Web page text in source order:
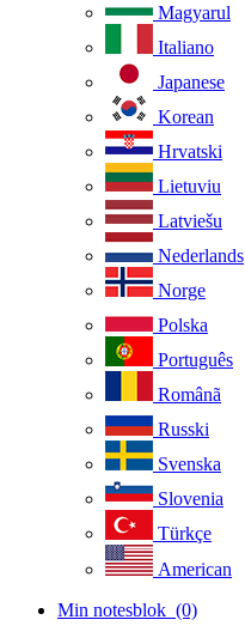
Magyarul
Italiano
Japanese
Korean
Hrvatski
Lietuviu
Latviešu
Nederlands
Norge
Polska
Português
Românã
Russki
Svenska
Slovenia
Türkçe
American
Min notesblok (0)